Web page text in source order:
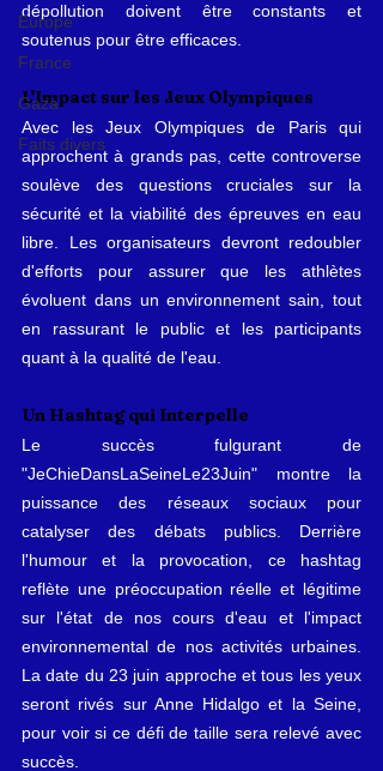
Europe
France
Gaza
Faits divers
dépollution doivent être constants et
soutenus pour être efficaces.
L'Impact sur les Jeux Olympiques
Avec les Jeux Olympiques de Paris qui
approchent à grands pas, cette controverse
soulève des questions cruciales sur la
sécurité et la viabilité des épreuves en eau
libre. Les organisateurs devront redoubler
d'efforts pour assurer que les athlètes
évoluent dans un environnement sain, tout
en rassurant le public et les participants
quant à la qualité de l'eau.
Un Hashtag qui Interpelle
Le succès fulgurant de
"JeChieDansLaSeineLe23Juin" montre la
puissance des réseaux sociaux pour
catalyser des débats publics. Derrière
l'humour et la provocation, ce hashtag
reflète une préoccupation réelle et légitime
sur l'état de nos cours d'eau et l'impact
environnemental de nos activités urbaines.
La date du 23 juin approche et tous les yeux
seront rivés sur Anne Hidalgo et la Seine,
pour voir si ce défi de taille sera relevé avec
succès.